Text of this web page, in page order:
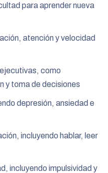
para aprender nueva
atención y velocidad
como
y toma de decisiones
depresión, ansiedad e
incluyendo hablar, leer
incluyendo impulsividad y